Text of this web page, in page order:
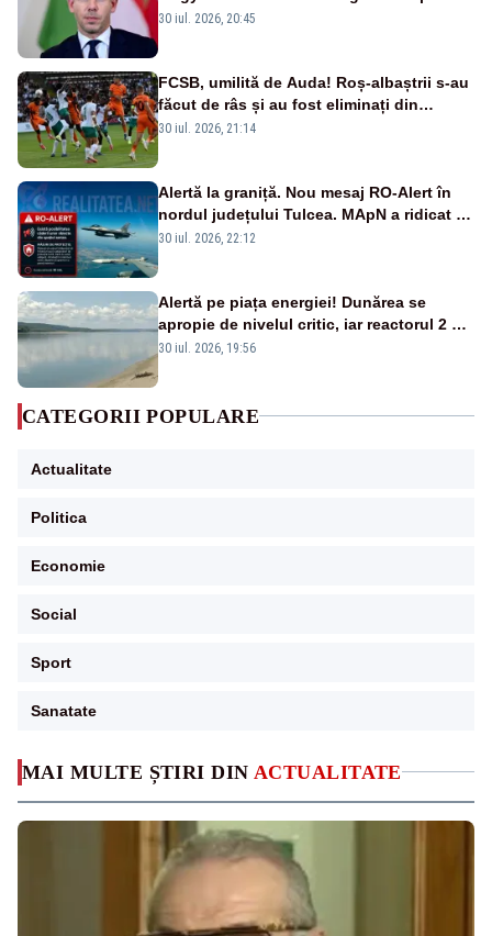
MAI MULTE ȘTIRI DIN ACTUALITATE
oprirea centralei de la Paks
30 iul. 2026, 20:45
FCSB, umilită de Auda! Roș-albaștrii s-au
făcut de râs și au fost eliminați din
Conference League
30 iul. 2026, 21:14
Alertă la graniță. Nou mesaj RO-Alert în
nordul județului Tulcea. MApN a ridicat de
la sol două avioane F-16
30 iul. 2026, 22:12
Alertă pe piața energiei! Dunărea se
apropie de nivelul critic, iar reactorul 2 de
la Cernavodă ar putea fi oprit
30 iul. 2026, 19:56
CATEGORII POPULARE
Actualitate
Politica
Economie
Social
Sport
Sanatate